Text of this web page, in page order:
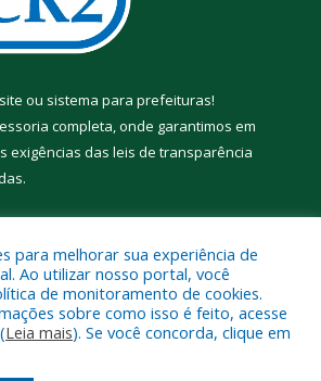
ou sistema para prefeituras!
completa, onde garantimos em
exigências das leis de transparência
a Prefeitura Municipal de Aveiro.
para melhorar sua experiência de
Ao utilizar nosso portal, você
de monitoramento de cookies.
sobre como isso é feito, acesse
Leia mais). Se você concorda, clique em